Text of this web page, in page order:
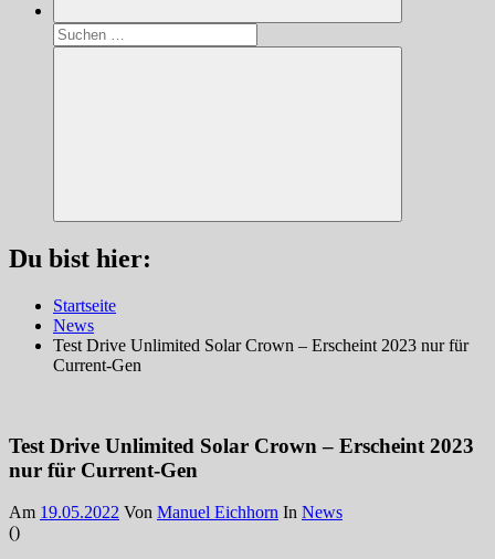
Suchen
nach:
Suchen
Du bist hier:
Startseite
News
Test Drive Unlimited Solar Crown – Erscheint 2023 nur für
Current-Gen
Test Drive Unlimited Solar Crown – Erscheint 2023
nur für Current-Gen
Am 19.05.2022 Von Manuel Eichhorn In News
()